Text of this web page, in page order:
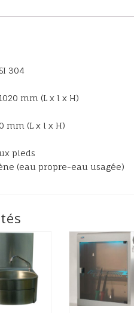
304
mm (L x l x H)
mm (L x l x H)
pieds
(eau propre-eau usagée)